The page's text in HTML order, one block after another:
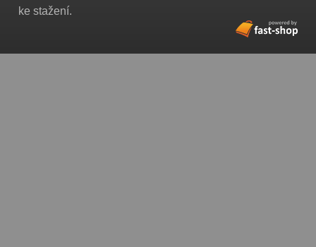
ke stažení.